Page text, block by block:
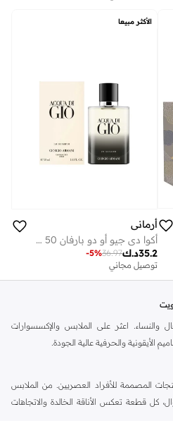
الأكثر مبيعا
أرماني
أكوا دي جيو أو دو بارفان 50 مل
د.ك35.2
36.97
-5%
توصيل مجاني
اعثر على الملابس والإكسسوارات
الأيقونية والحرفية عالية الجودة.
المصممة للأفراد العصريين. من الملابس
كل قطعة تعكس الأناقة الخالدة والاتجاهات